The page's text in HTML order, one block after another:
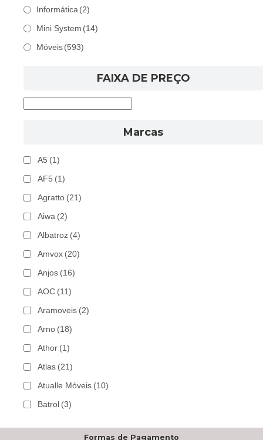
Informática (2)
Mini System (14)
Móveis (593)
FAIXA DE PREÇO
Marcas
A5 (1)
AF5 (1)
Agratto (21)
Aiwa (2)
Albatroz (4)
Amvox (20)
Anjos (16)
AOC (11)
Aramoveis (2)
Arno (18)
Athor (1)
Atlas (21)
Atualle Móveis (10)
Batrol (3)
Formas de Pagamento